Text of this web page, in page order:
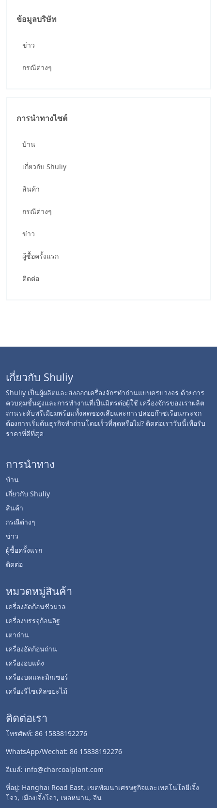
ข้อมูลบริษัท
ข่าว
กรณีต่างๆ
การนำทางไซต์
บ้าน
เกี่ยวกับ Shuliy
สินค้า
กรณีต่างๆ
ข่าว
ผู้ซื้อครั้งแรก
ติดต่อ
เกี่ยวกับ Shuliy
Shuliy เป็นผู้ผลิตและส่งออกเครื่องจักรทำถ่านแบบครบวงจร ด้วยการ
ควบคุมขั้นสูงและการทำงานที่เป็นมิตรต่อผู้ใช้ เครื่องจักรของเราผลิต
ถ่านระดับพรีเมียมพร้อมทั้งลดของเสียและการปล่อยก๊าซเรือนกระจก
ต้องการเริ่มต้นธุรกิจทำถ่านโดยเร็วที่สุดหรือไม่? ติดต่อเราวันนี้เพื่อรับ
ราคาที่ดีที่สุด
การนำทาง
บ้าน
เกี่ยวกับ Shuliy
สินค้า
กรณีต่างๆ
ข่าว
ผู้ซื้อครั้งแรก
ติดต่อ
หมวดหมู่สินค้า
เครื่องอัดก้อนชีวมวล
เครื่องบรรจุก้อนอิฐ
เตาถ่าน
เครื่องอัดก้อนถ่าน
เครื่องอบแห้ง
เครื่องบดและมิกเซอร์
เครื่องรีไซเคิลขยะไม้
ติดต่อเรา
โทรศัพท์: 86 15838192276
WhatsApp/Wechat: 86 15838192276
อีเมล์: info@charcoalplant.com
ที่อยู่: Hanghai Road East, เขตพัฒนาเศรษฐกิจและเทคโนโลยีเจิ้ง
โจว, เมืองเจิ้งโจว, เหอหนาน, จีน